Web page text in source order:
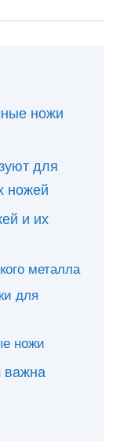
ножи
для
ножей
и их
металла
для
ножи
важна